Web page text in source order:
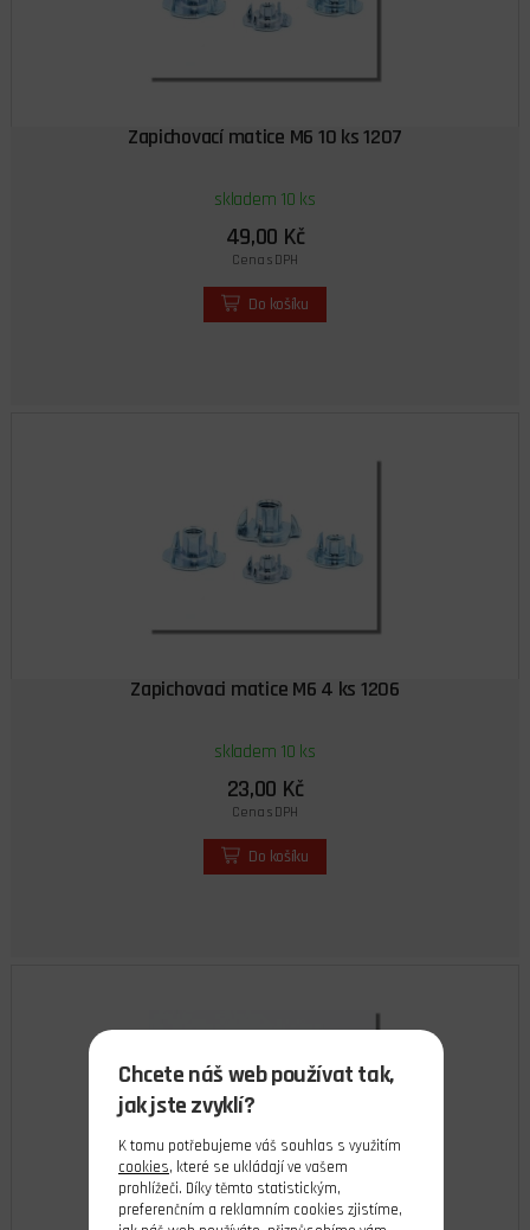
Zapichovací matice M6 10 ks 1207
skladem 10 ks
49,00 Kč
Cena s DPH
Do košíku
Zapichovaci matice M6 4 ks 1206
skladem 10 ks
23,00 Kč
Cena s DPH
Do košíku
Chcete náš web používat tak,
jak jste zvyklí?
K tomu potřebujeme váš souhlas s využitím
cookies, které se ukládají ve vašem
prohlížeči. Díky těmto statistickým,
preferenčním a reklamním cookies zjistíme,